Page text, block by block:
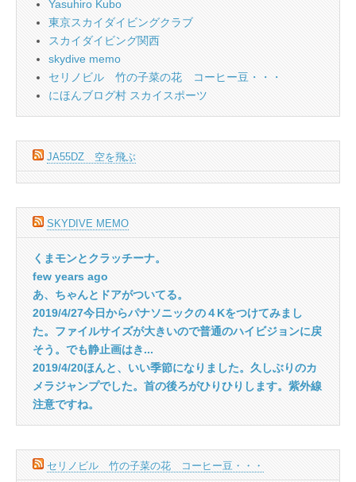
Yasuhiro Kubo
東京スカイダイビングクラブ
スカイダイビング関西
skydive memo
セリノビル 竹の子菜の花 コーヒー豆・・・
にほんブログ村 スカイスポーツ
JA55DZ 空を飛ぶ
SKYDIVE MEMO
くまモンとクラッチーナ。
few years ago
あ、ちゃんとドアがついてる。
2019/4/27今日からパナソニックの４Kをつけてみまし
た。ファイルサイズが大きいので普通のハイビジョンに戻
そう。でも静止画はき...
2019/4/20ほんと、いい季節になりました。久しぶりのカ
メラジャンプでした。首の後ろがひりひりします。紫外線
注意ですね。
セリノビル 竹の子菜の花 コーヒー豆・・・